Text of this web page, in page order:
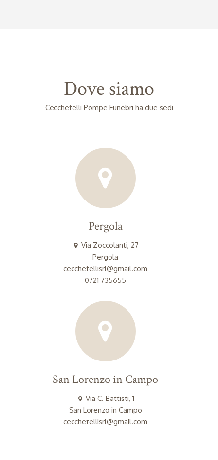
Dove siamo
Cecchetelli Pompe Funebri ha due sedi
Pergola
Via Zoccolanti, 27
Pergola
cecchetellisrl@gmail.com
0721 735655
San Lorenzo in Campo
Via C. Battisti, 1
San Lorenzo in Campo
cecchetellisrl@gmail.com